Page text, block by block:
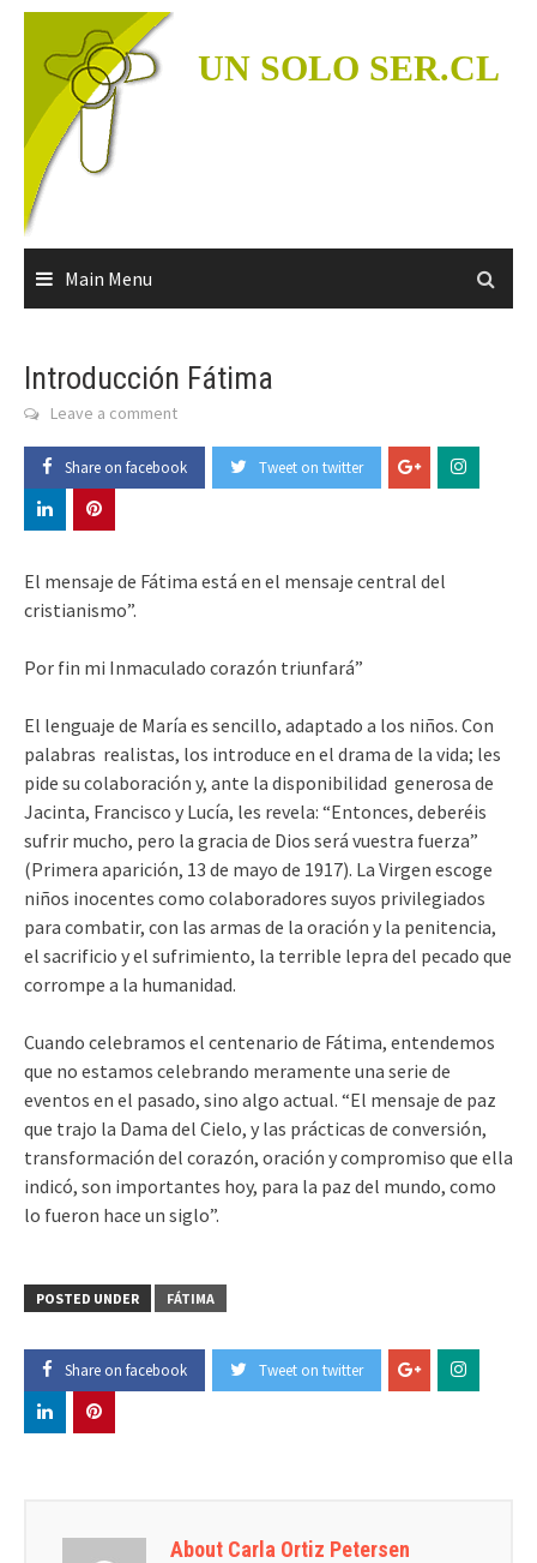
Skip
content
UN SOLO SER.CL
Main Menu
Introducción Fátima
Leave a comment
Share on facebook Tweet on twitter
El mensaje de Fátima está en el mensaje central del
cristianismo”.
Por fin mi Inmaculado corazón triunfará”
El lenguaje de María es sencillo, adaptado a los niños. Con
palabras realistas, los introduce en el drama de la vida; les
pide su colaboración y, ante la disponibilidad generosa de
Jacinta, Francisco y Lucía, les revela: “Entonces, deberéis
sufrir mucho, pero la gracia de Dios será vuestra fuerza”
(Primera aparición, 13 de mayo de 1917). La Virgen escoge
niños inocentes como colaboradores suyos privilegiados
para combatir, con las armas de la oración y la penitencia,
el sacrificio y el sufrimiento, la terrible lepra del pecado que
corrompe a la humanidad.
Cuando celebramos el centenario de Fátima, entendemos
que no estamos celebrando meramente una serie de
eventos en el pasado, sino algo actual. “El mensaje de paz
que trajo la Dama del Cielo, y las prácticas de conversión,
transformación del corazón, oración y compromiso que ella
indicó, son importantes hoy, para la paz del mundo, como
lo fueron hace un siglo”.
POSTED UNDER FÁTIMA
Share on facebook Tweet on twitter
About Carla Ortiz Petersen